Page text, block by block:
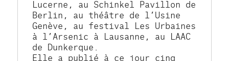
Lucerne, au Schinkel Pavillon de
Berlin, au théâtre de l’Usine
Genève, au festival Les Urbaines
à l’Arsenic à Lausanne, au LAAC
de Dunkerque.
Elle a publié à ce jour cinq